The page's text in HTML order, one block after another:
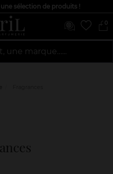
une sélection de produits !
0
une marque…...